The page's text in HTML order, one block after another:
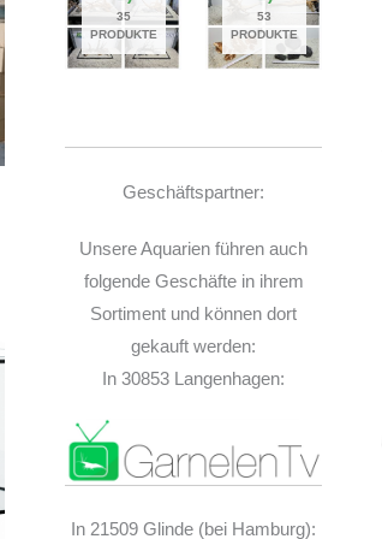
35
PRODUKTE
53
PRODUKTE
Geschäftspartner:
Unsere Aquarien führen auch
folgende Geschäfte in ihrem
Sortiment und können dort
gekauft werden:
In 30853 Langenhagen:
In 21509 Glinde (bei Hamburg):